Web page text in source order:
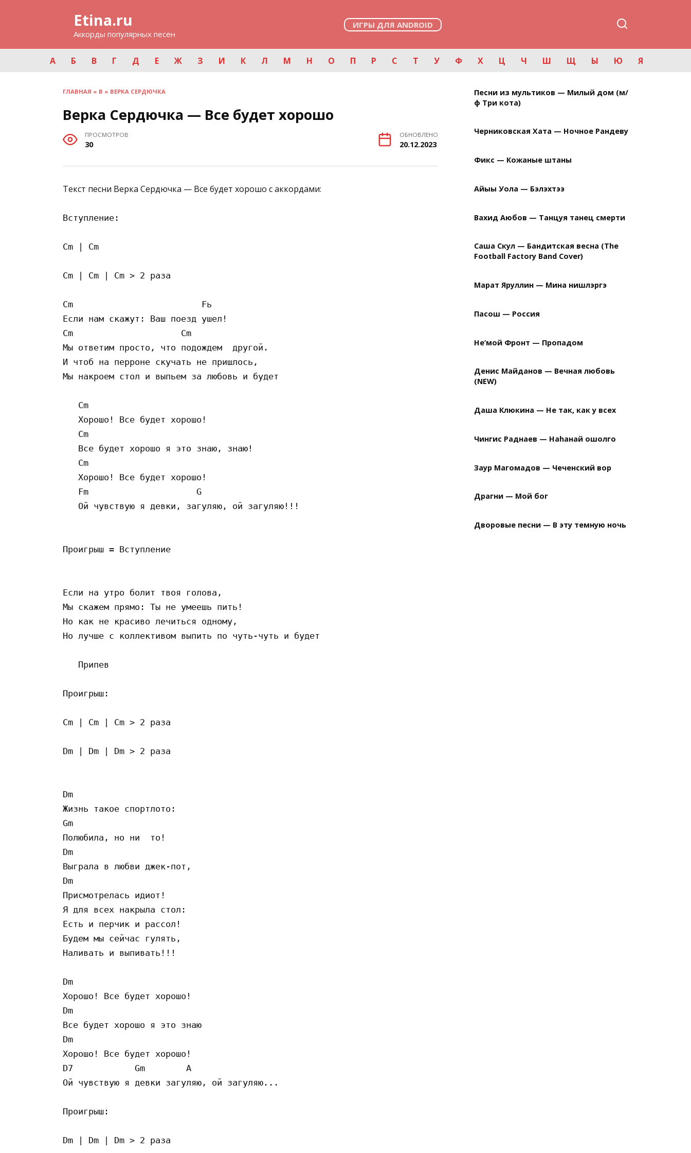
Etina.ru
Аккорды популярных песен
ИГРЫ ДЛЯ ANDROID
А Б В Г Д Е Ж З И К Л М Н О П Р С Т У Ф Х Ц Ч Ш Щ Ы Ю Я
ГЛАВНАЯ » В » ВЕРКА СЕРДЮЧКА
Верка Сердючка — Все будет хорошо
ПРОСМОТРОВ
30
ОБНОВЛЕНО
20.12.2023
Текст песни Верка Сердючка — Все будет хорошо с аккордами:
Вступление:
Cm | Cm
Cm | Cm | Cm > 2 раза
Cm                         Fь
Если нам скажут: Ваш поезд ушел!
Cm                     Cm
Мы ответим просто, что подождем  другой.
И чтоб на перроне скучать не пришлось,
Мы накроем стол и выпьем за любовь и будет
   Cm
   Хорошо! Все будет хорошо!
   Cm
   Все будет хорошо я это знаю, знаю!
   Cm
   Хорошо! Все будет хорошо!
   Fm                     G
   Ой чувствую я девки, загуляю, ой загуляю!!!
Проигрыш = Вступление
Если на утро болит твоя голова,
Мы скажем прямо: Ты не умеешь пить!
Но как не красиво лечиться одному,
Но лучше с коллективом выпить по чуть-чуть и будет
   Припев
Проигрыш:
Cm | Cm | Cm > 2 раза
Dm | Dm | Dm > 2 раза
Dm
Жизнь такое спортлото:
Gm
Полюбила, но ни  то!
Dm
Выграла в любви джек-пот,
Dm
Присмотрелась идиот!
Я для всех накрыла стол:
Есть и перчик и рассол!
Будем мы сейчас гулять,
Наливать и выпивать!!!
Dm
Хорошо! Все будет хорошо!
Dm
Все будет хорошо я это знаю
Dm
Хорошо! Все будет хорошо!
D7            Gm        A
Ой чувствую я девки загуляю, ой загуляю...
Проигрыш:
Песни из мультиков — Милый дом (м/
ф Три кота)
Черниковская Хата — Ночное Рандеву
Фикс — Кожаные штаны
Айыы Уола — Бэлэхтээ
Вахид Аюбов — Танцуя танец смерти
Саша Скул — Бандитская весна (The
Football Factory Band Cover)
Марат Яруллин — Мина нишлэргэ
Пасош — Россия
Не’мой Фронт — Пропадом
Денис Майданов — Вечная любовь
(NEW)
Даша Клюкина — Не так, как у всех
Чингис Раднаев — Наhанай ошолго
Заур Магомадов — Чеченский вор
Драгни — Мой бог
Дворовые песни — В эту темную ночь